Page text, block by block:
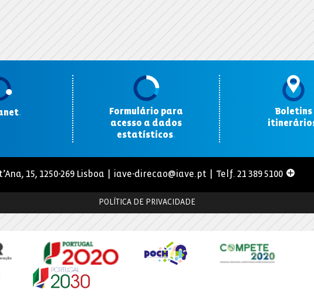
.
Formulário para
acesso a dados
estatísticos.
Boletins
15, 1250-269 Lisboa | iave-direcao@iave.pt | Telf. 21 389 5100
POLÍTICA DE PRIVACIDADE